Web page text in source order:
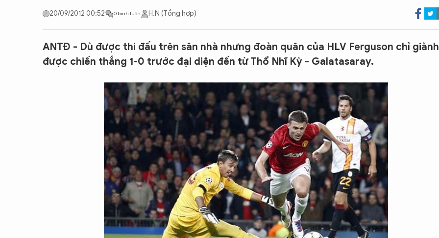
CON ĐƯỜNG KHỞI NGHIỆP
20/09/2012 00:52 0 bình luận H.N (Tổng hợp)
ANTĐ - Dù được thi đấu trên sân nhà nhưng đoàn quân của HLV Ferguson chỉ giành
được chiến thắng 1-0 trước đại diện đến từ Thổ Nhĩ Kỳ - Galatasaray.